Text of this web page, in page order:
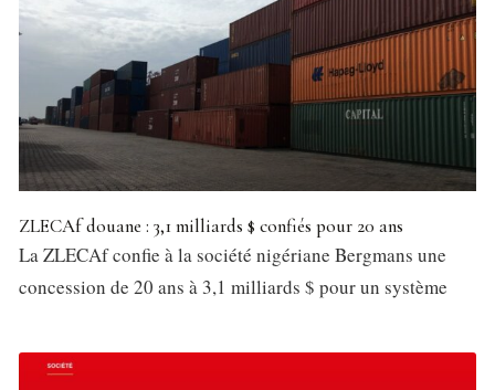
ZLECAf douane : 3,1 milliards $ confiés pour 20 ans
La ZLECAf confie à la société nigériane Bergmans une
concession de 20 ans à 3,1 milliards $ pour un système